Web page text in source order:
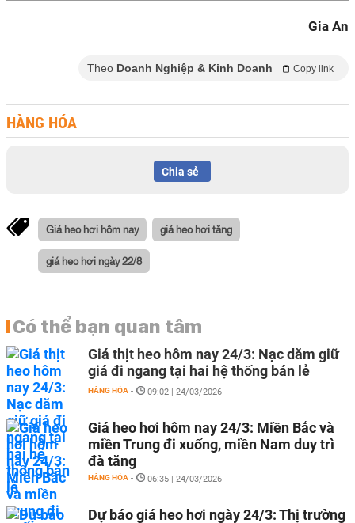
Gia An
Theo Doanh Nghiệp & Kinh Doanh Copy link
HÀNG HÓA
Chia sẻ
Giá heo hơi hôm nay giá heo hơi tăng
giá heo hơi ngày 22/8
Có thể bạn quan tâm
Giá thịt heo hôm nay 24/3: Nạc dăm giữ
giá đi ngang tại hai hệ thống bán lẻ
HÀNG HÓA - 09:02 | 24/03/2026
Giá heo hơi hôm nay 24/3: Miền Bắc và
miền Trung đi xuống, miền Nam duy trì
đà tăng
HÀNG HÓA - 06:35 | 24/03/2026
Dự báo giá heo hơi ngày 24/3: Thị trường